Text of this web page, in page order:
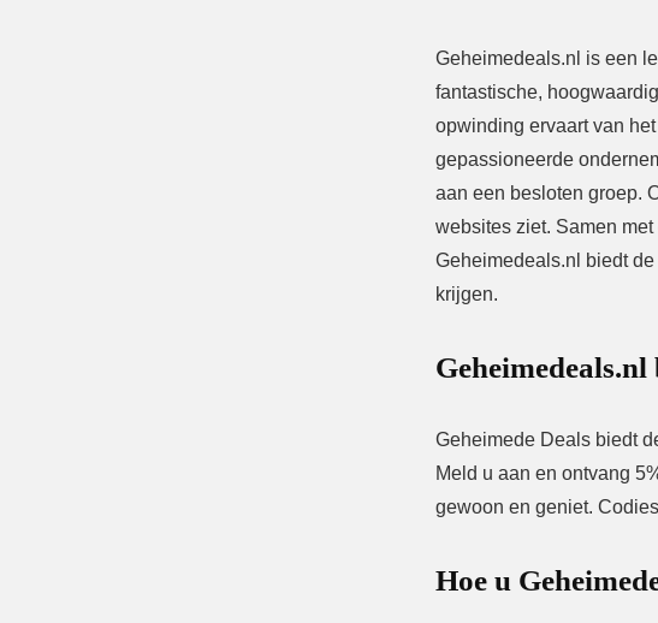
Geheimedeals.nl is een
fantastische,
opwinding ervaart van
gepassioneerde
aan een besloten groep.
websites ziet. Samen
Geheimedeals.nl biedt
krijgen.
Geheimede Deals biedt
Meld u aan en ontvang
gewoon en geniet.
Hoe u